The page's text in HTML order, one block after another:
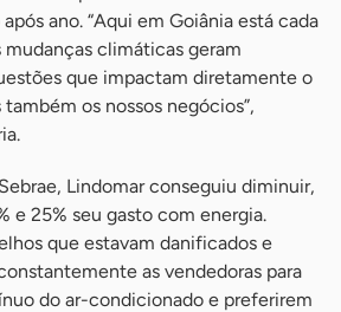
ano. “Aqui em Goiânia está cada
mudanças climáticas geram
que impactam diretamente o
os nossos negócios”,
Lindomar conseguiu diminuir,
e 25% seu gasto com energia.
que estavam danificados e
as vendedoras para
do ar-condicionado e preferirem